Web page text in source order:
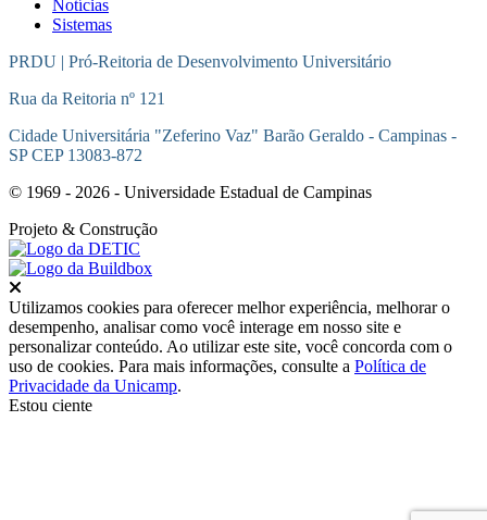
Notícias
Sistemas
PRDU | Pró-Reitoria de Desenvolvimento Universitário
Rua da Reitoria nº 121
Cidade Universitária "Zeferino Vaz" Barão Geraldo - Campinas -
SP CEP 13083-872
© 1969 - 2026 - Universidade Estadual de Campinas
Projeto & Construção
Utilizamos cookies para oferecer melhor experiência, melhorar o
desempenho, analisar como você interage em nosso site e
personalizar conteúdo. Ao utilizar este site, você concorda com o
uso de cookies. Para mais informações, consulte a Política de
Privacidade da Unicamp.
Estou ciente